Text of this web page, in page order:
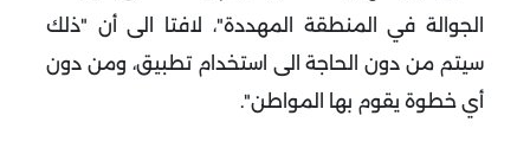
الجوالة في المنطقة المهددة"، لافتا الى أن "ذلك
سيتم من دون الحاجة الى استخدام تطبيق، ومن دون
أي خطوة يقوم بها المواطن".